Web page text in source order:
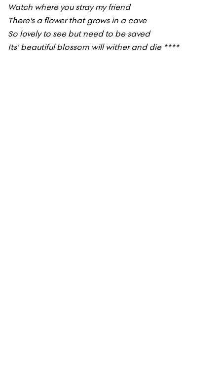
Watch where you stray my friend
There's a flower that grows in a cave
So lovely to see but need to be saved
Its' beautiful blossom will wither and die ****